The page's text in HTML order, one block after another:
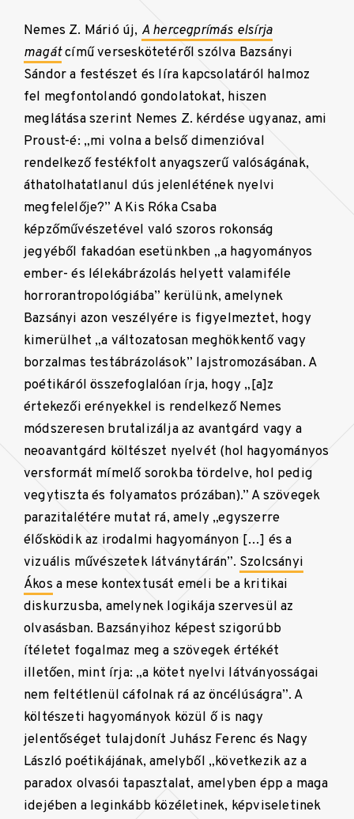
Nemes Z. Márió új, A hercegprímás elsírja
magát című verseskötetéről szólva Bazsányi
Sándor a festészet és líra kapcsolatáról halmoz
fel megfontolandó gondolatokat, hiszen
meglátása szerint Nemes Z. kérdése ugyanaz, ami
Proust-é: „mi volna a belső dimenzióval
rendelkező festékfolt anyagszerű valóságának,
áthatolhatatlanul dús jelenlétének nyelvi
megfelelője?” A Kis Róka Csaba
képzőművészetével való szoros rokonság
jegyéből fakadóan esetünkben „a hagyományos
ember- és lélekábrázolás helyett valamiféle
horrorantropológiába” kerülünk, amelynek
Bazsányi azon veszélyére is figyelmeztet, hogy
kimerülhet „a változatosan meghökkentő vagy
borzalmas testábrázolások” lajstromozásában. A
poétikáról összefoglalóan írja, hogy „[a]z
értekezői erényekkel is rendelkező Nemes
módszeresen brutalizálja az avantgárd vagy a
neoavantgárd költészet nyelvét (hol hagyományos
versformát mímelő sorokba tördelve, hol pedig
vegytiszta és folyamatos prózában).” A szövegek
parazitalétére mutat rá, amely „egyszerre
élősködik az irodalmi hagyományon […] és a
vizuális művészetek látványtárán”. Szolcsányi
Ákosa mese kontextusát emeli be a kritikai
diskurzusba, amelynek logikája szervesül az
olvasásban. Bazsányihoz képest szigorúbb
ítéletet fogalmaz meg a szövegek értékét
illetően, mint írja: „a kötet nyelvi látványosságai
nem feltétlenül cáfolnak rá az öncélúságra”. A
költészeti hagyományok közül ő is nagy
jelentőséget tulajdonít Juhász Ferenc és Nagy
László poétikájának, amelyből „következik az a
paradox olvasói tapasztalat, amelyben épp a maga
idejében a leginkább közéletinek, képviseletinek